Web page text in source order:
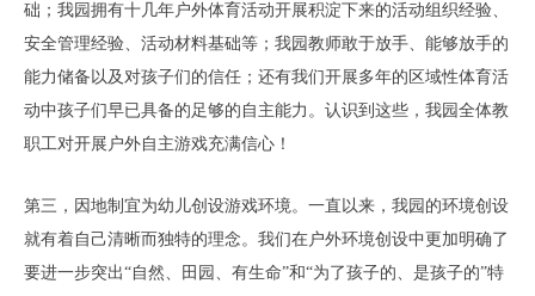
础；我园拥有十几年户外体育活动开展积淀下来的活动组织经验、
安全管理经验、活动材料基础等；我园教师敢于放手、能够放手的
能力储备以及对孩子们的信任；还有我们开展多年的区域性体育活
动中孩子们早已具备的足够的自主能力。认识到这些，我园全体教
职工对开展户外自主游戏充满信心！
第三，因地制宜为幼儿创设游戏环境。一直以来，我园的环境创设
就有着自己清晰而独特的理念。我们在户外环境创设中更加明确了
要进一步突出“自然、田园、有生命”和“为了孩子的、是孩子的”特